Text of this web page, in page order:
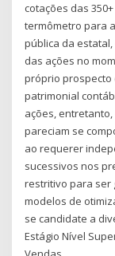
cotações das
termômetro para
pública da
das ações no
próprio
patrimonial
ações,
pareciam se
ao requerer
sucessivos nos
restritivo para ser
modelos de
se candidate a
Estágio Nível